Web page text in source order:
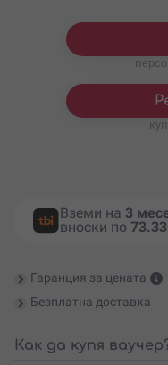
Вземи на 3
вноски по
Гаранция за цената
Безплатна доставка
Как да купя